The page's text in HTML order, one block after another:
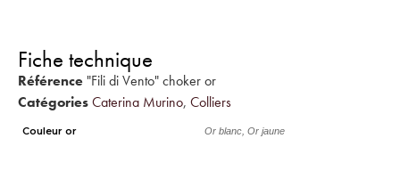
Fiche technique
Référence"Fili di Vento" choker or
CatégoriesCaterina Murino, Colliers
Couleur or Or blanc, Or jaune